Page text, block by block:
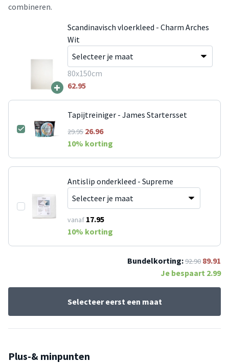
combineren.
+
Scandinavisch vloerkleed - Charm Arches
Wit
80x150cm
62.95
Tapijtreiniger - James Startersset
29.9526.96
10% korting
Antislip onderkleed - Supreme
vanaf 17.95
10% korting
Bundelkorting:92.90 89.91
Je bespaart 2.99
Selecteer eerst een maat
Plus-& minpunten